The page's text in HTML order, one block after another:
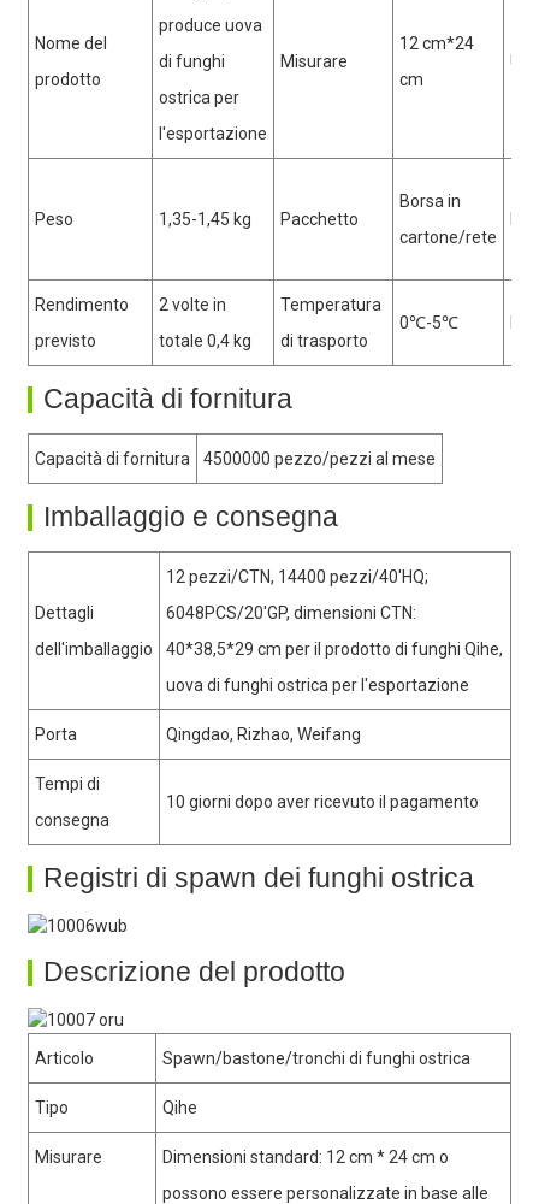
Nome del
prodotto
produce uova
di funghi
ostrica per
l'esportazione
Misurare
12 cm*24
cm
Peso 1,35-1,45 kg Pacchetto
Borsa in
cartone/rete
Rendimento
previsto
2 volte in
totale 0,4 kg
Temperatura
di trasporto
0℃-5℃
Capacità di fornitura
Capacità di fornitura 4500000 pezzo/pezzi al mese
Imballaggio e consegna
Dettagli
dell'imballaggio
12 pezzi/CTN, 14400 pezzi/40′HQ;
6048PCS/20′GP, dimensioni CTN:
40*38,5*29 cm per il prodotto di funghi Qihe,
uova di funghi ostrica per l'esportazione
Porta Qingdao, Rizhao, Weifang
Tempi di
consegna
10 giorni dopo aver ricevuto il pagamento
Registri di spawn dei funghi ostrica
Descrizione del prodotto
Articolo Spawn/bastone/tronchi di funghi ostrica
Tipo Qihe
Misurare
Dimensioni standard: 12 cm * 24 cm o
possono essere personalizzate in base alle